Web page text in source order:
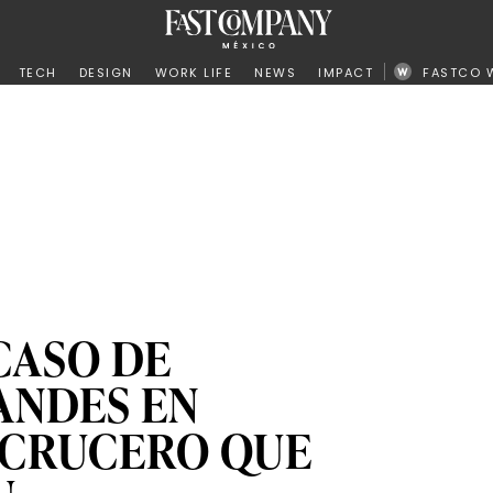
TECH DESIGN WORK LIFE NEWS IMPACT FASTCO
DE
EN
QUE